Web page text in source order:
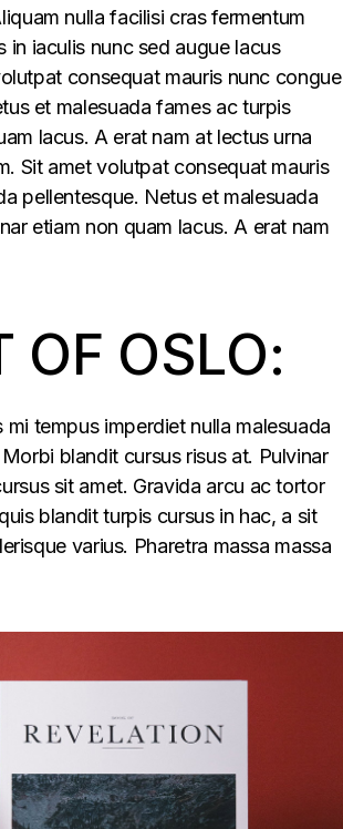
nulla facilisi cras fermentum
iaculis nunc sed augue lacus
consequat mauris nunc congue
et malesuada fames ac turpis
lacus. A erat nam at lectus urna
Sit amet volutpat consequat mauris
pellentesque. Netus et malesuada
etiam non quam lacus. A erat nam
OF OSLO:
tempus imperdiet nulla malesuada
blandit cursus risus at. Pulvinar
sit amet. Gravida arcu ac tortor
blandit turpis cursus in hac, a sit
varius. Pharetra massa massa